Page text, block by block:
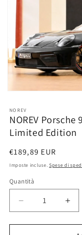
NOREV
NOREV Porsche
Limited Edition
Prezzo
di
€189,89 EUR
Imposte incluse. Spese di
Quantità
Diminuisci
quantità
per
per